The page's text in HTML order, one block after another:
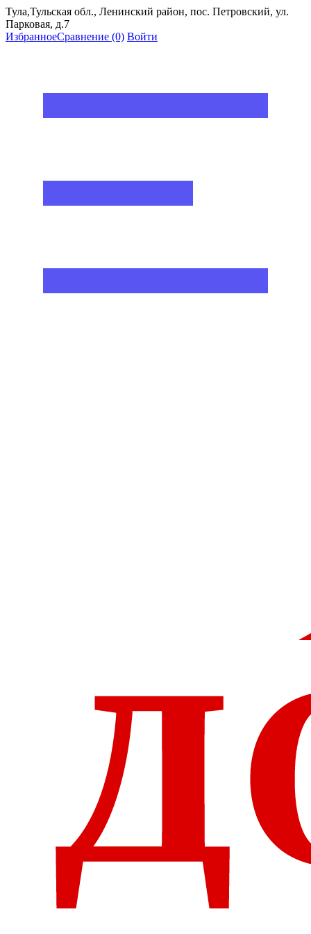
Тула,Тульская обл., Ленинский район, пос. Петровский, ул.
Парковая, д.7
ИзбранноеСравнение (0) Войти